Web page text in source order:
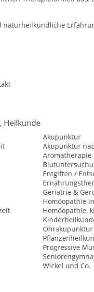
naturheilkundliche
Heilkunde
Akupunktur
Akupunktur
Aromatherapie
Entgiften /
Geriatrie &
Homöopathie
Homöopathie,
Ohrakupunktur
Progressive
Wickel und Co.